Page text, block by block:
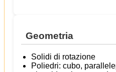
Geometria
Solidi di rotazione
Poliedri: cubo,